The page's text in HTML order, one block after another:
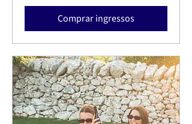
Comprar ingressos